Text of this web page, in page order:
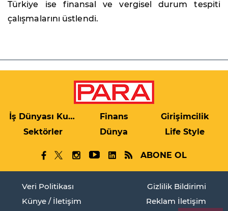
Türkiye ise finansal ve vergisel durum tespiti
çalışmalarını üstlendi.
İş Dünyası Kulis Finans
Girişimcilik
Sektörler
Dünya Life Style
ABONE OL
Veri Politikası
Gizlilik Bildirimi
Künye / İletişim
Reklam İletişim